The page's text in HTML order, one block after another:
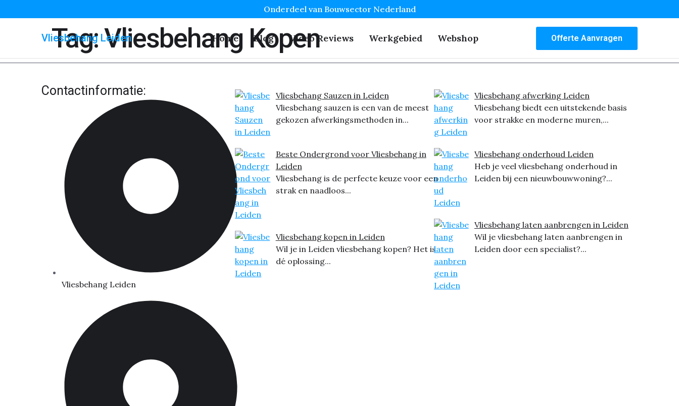
Onderdeel van Bouwsector Nederland
Vliesbehang Leiden Home Blog Video Reviews Werkgebied Webshop Offerte Aanvragen
Tag:Vliesbehang Kopen
Contactinformatie:
Vliesbehang Leiden
Vliesbehang Sauzen in Leiden
Vliesbehang sauzen is een van de meest
gekozen afwerkingsmethoden in...
Beste Ondergrond voor Vliesbehang in
Leiden
Vliesbehang is de perfecte keuze voor een
strak en naadloos...
Vliesbehang kopen in Leiden
Wil je in Leiden vliesbehang kopen? Het is
dé oplossing...
Vliesbehang afwerking Leiden
Vliesbehang biedt een uitstekende basis
voor strakke en moderne muren,...
Vliesbehang onderhoud Leiden
Heb je veel vliesbehang onderhoud in
Leiden bij een nieuwbouwwoning?...
Vliesbehang laten aanbrengen in Leiden
Wil je vliesbehang laten aanbrengen in
Leiden door een specialist?...